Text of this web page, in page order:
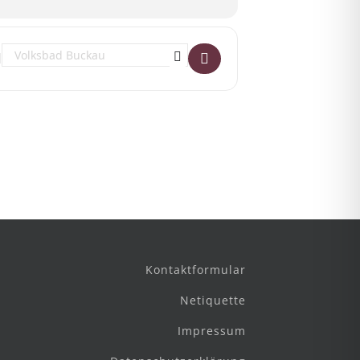
Destination Address - Workshop: Textile Miniaturen []
Kontaktformular
Netiquette
Impressum